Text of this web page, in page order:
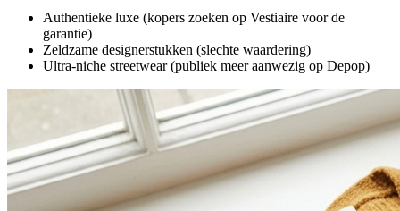
Authentieke luxe (kopers zoeken op Vestiaire voor de
garantie)
Zeldzame designerstukken (slechte waardering)
Ultra-niche streetwear (publiek meer aanwezig op Depop)